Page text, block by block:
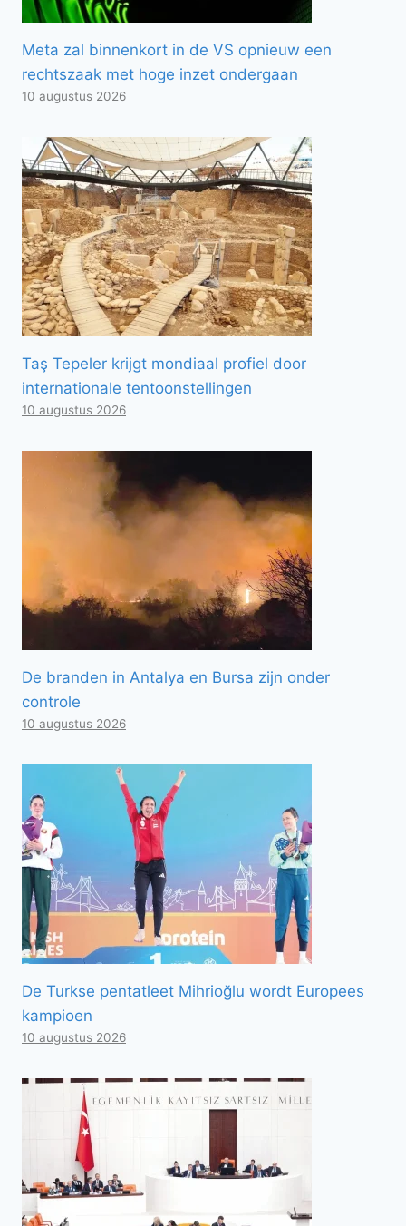
Meta zal binnenkort in de VS opnieuw een
rechtszaak met hoge inzet ondergaan
10 augustus 2026
Taş Tepeler krijgt mondiaal profiel door
internationale tentoonstellingen
10 augustus 2026
De branden in Antalya en Bursa zijn onder
controle
10 augustus 2026
De Turkse pentatleet Mihrioğlu wordt Europees
kampioen
10 augustus 2026